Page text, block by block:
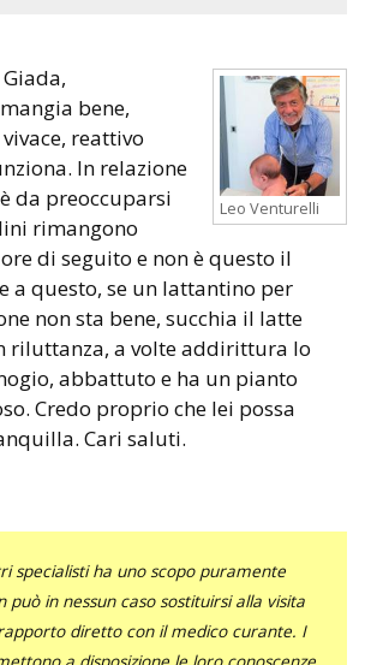
Leo Venturelli
Giada,
bene,
reattivo
In relazione
da preoccuparsi
rimangono
di seguito e non è questo il
a questo, se un lattantino per
non sta bene, succhia il latte
riluttanza, a volte addirittura lo
abbattuto e ha un pianto
Credo proprio che lei possa
Cari saluti.
specialisti ha uno scopo puramente
in nessun caso sostituirsi alla visita
diretto con il medico curante. I